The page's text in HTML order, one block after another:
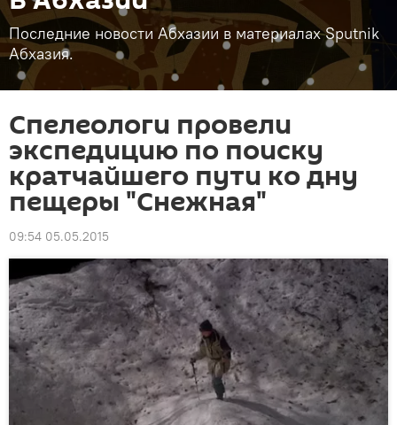
Последние новости Абхазии в материалах Sputnik
Абхазия.
Спелеологи провели
экспедицию по поиску
кратчайшего пути ко дну
пещеры "Снежная"
09:54 05.05.2015